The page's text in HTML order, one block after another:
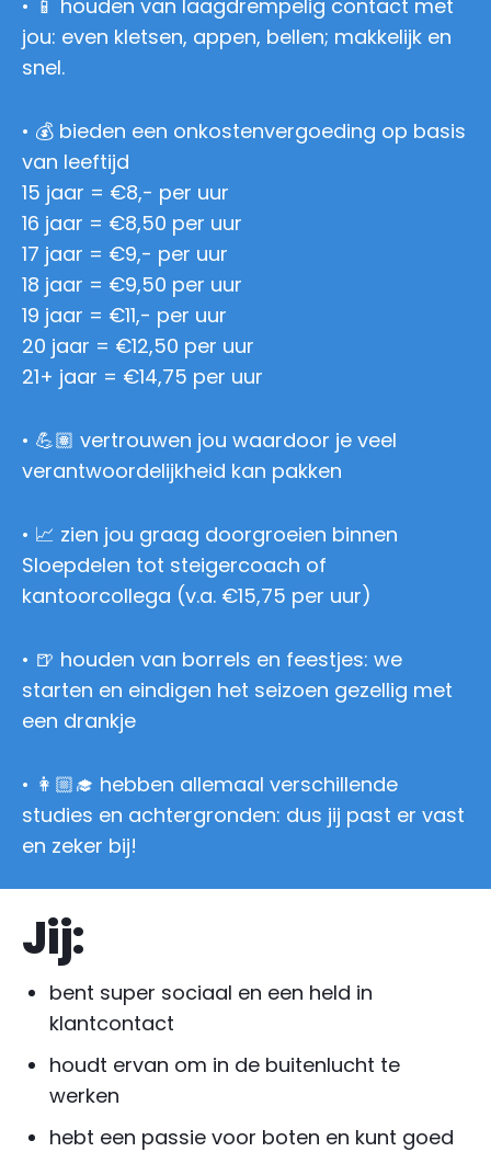
• 📱 houden van laagdrempelig contact met
jou: even kletsen, appen, bellen; makkelijk en
snel.
• 💰 bieden een onkostenvergoeding op basis
van leeftijd
15 jaar = €8,- per uur
16 jaar = €8,50 per uur
17 jaar = €9,- per uur
18 jaar = €9,50 per uur
19 jaar = €11,- per uur
20 jaar = €12,50 per uur
21+ jaar = €14,75 per uur
• 💪🏽 vertrouwen jou waardoor je veel
verantwoordelijkheid kan pakken
• 📈 zien jou graag doorgroeien binnen
Sloepdelen tot steigercoach of
kantoorcollega (v.a. €15,75 per uur)
• 🍺 houden van borrels en feestjes: we
starten en eindigen het seizoen gezellig met
een drankje
• 👩🏼‍🎓 hebben allemaal verschillende
studies en achtergronden: dus jij past er vast
en zeker bij!
Jij:
bent super sociaal en een held in
klantcontact
houdt ervan om in de buitenlucht te
werken
hebt een passie voor boten en kunt goed